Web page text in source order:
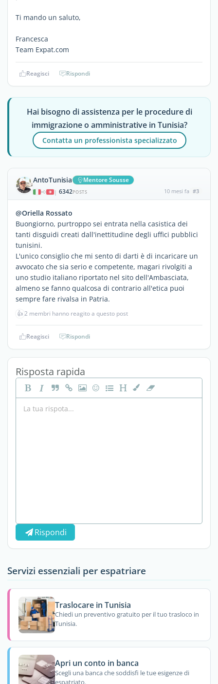
Ti mando un saluto,
Francesca
Team Expat.com
Reagisci Rispondi
Hai bisogno di assistenza per le procedure di
immigrazione o amministrative in Tunisia?
Contatta un professionista specializzato
AntoTunisia Mentore Sousse
| 6342POSTS 10 mesi fa #3
@Oriella Rossato
Buongiorno, purtroppo sei entrata nella casistica dei
tanti disguidi creati dall'inettitudine degli uffici pubblici
tunisini.
L'unico consiglio che mi sento di darti è di incaricare un
avvocato che sia serio e competente, magari rivolgiti a
uno studio italiano riportato nel sito dell'Ambasciata,
almeno se fanno qualcosa di contrario all'etica puoi
sempre fare rivalsa in Patria.
👍2 membri hanno reagito a questo post
Reagisci Rispondi
Risposta rapida
Rispondi
Servizi essenziali per espatriare
Traslocare in Tunisia
Chiedi un preventivo gratuito per il tuo trasloco in
Tunisia.
Apri un conto in banca
Scegli una banca che soddisfi le tue esigenze di
espatriato.